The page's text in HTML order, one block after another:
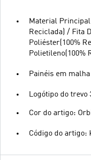
Material
Reciclada) / Fita
Poliéster(100%
Polietileno(100%
Painéis em
Logótipo do trevo
Cor do artigo:
Código do artigo: